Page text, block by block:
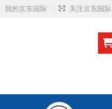
我的京东国际 关注京东国际